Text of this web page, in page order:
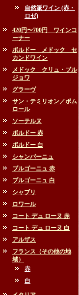
自然派ワイン (赤・
ロゼ)
420円〜700円 ワインコ
ーナー
ボルドー メドック セ
カンドワイン
メドック クリュ・ブル
ジョワ
グラーヴ
サン・テミリオン／ポム
ロール
ソーテルヌ
ボルドー 赤
ボルドー 白
シャンパーニュ
ブルゴーニュ 赤
ブルゴーニュ 白
シャブリ
ロワール
コート デュ ローヌ 赤
コート デュ ローヌ 白
アルザス
フランス（その他の地
域）
赤
白